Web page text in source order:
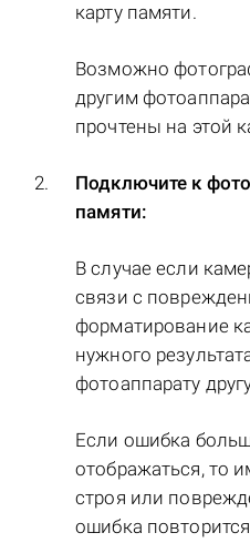
карту памяти.
Возможно
другим
прочтены на этой
Подключите к
памяти:
В случае если
связи с
форматирование
нужного
фотоаппарату
Если ошибка
отображаться, то
строя или
ошибка